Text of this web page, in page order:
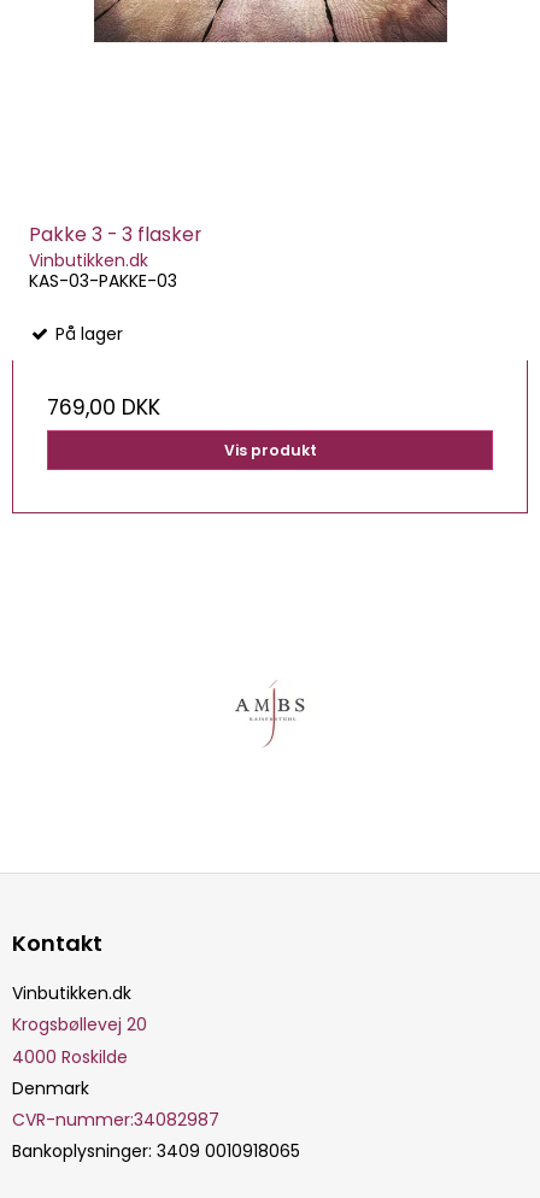
Pakke 3 - 3 flasker
Vinbutikken.dk
KAS-03-PAKKE-03
På lager
769,00 DKK
Vis produkt
Kontakt
Vinbutikken.dk
Krogsbøllevej 20
4000 Roskilde
Denmark
CVR-nummer:34082987
Bankoplysninger: 3409 0010918065